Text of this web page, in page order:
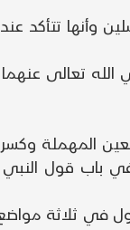
وأنها تتأكد
تعالى عنهما
المهملة وكسر
باب قول النبي
ثلاثة مواضع